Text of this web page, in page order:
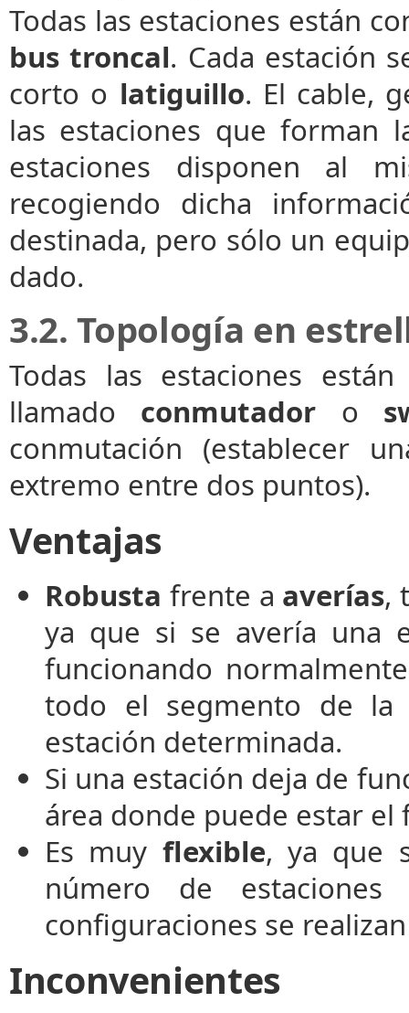
Todas las estaciones están
bus troncal. Cada estación
corto o latiguillo. El cable,
las estaciones que forman
estaciones disponen al
recogiendo dicha
destinada, pero sólo un
dado.
3.2. Topología en
Todas las estaciones
llamado conmutador o
conmutación (establecer
extremo entre dos puntos).
Ventajas
Robusta frente a averías,
ya que si se avería una
funcionando
todo el segmento de
estación determinada.
Si una estación deja de
área donde puede estar el
Es muy flexible, ya que
número de
configuraciones se
Inconvenientes